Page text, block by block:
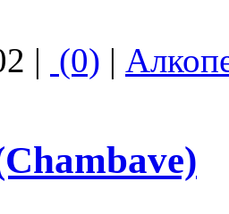
| (0) |